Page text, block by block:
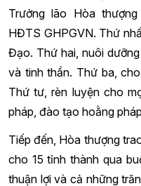
Trưởng lão Hòa
HĐTS GHPGVN. Thứ
Đạo. Thứ hai, nuôi
và tinh thần. Thứ ba,
Thứ tư, rèn luyện cho
pháp, đào tạo hoằng
Tiếp đến, Hòa thượng
cho 15 tỉnh thành qua
thuận lợi và cả những